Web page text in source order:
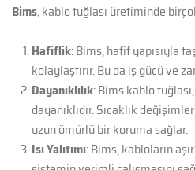
Bims, kablo tuğlası üretiminde
Hafiflik: Bims, hafif yapısıyla
kolaylaştırır. Bu da iş gücü ve
Dayanıklılık: Bims kablo
dayanıklıdır. Sıcaklık
uzun ömürlü bir koruma sağlar.
Isı Yalıtımı: Bims, kabloların